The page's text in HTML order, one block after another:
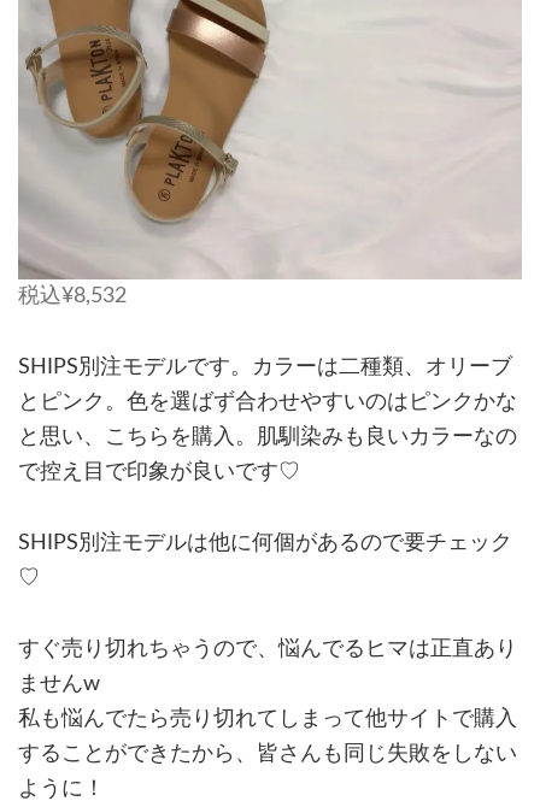
税込¥8,532
SHIPS別注モデルです。カラーは二種類、オリーブ
とピンク。色を選ばず合わせやすいのはピンクかな
と思い、こちらを購入。肌馴染みも良いカラーなの
で控え目で印象が良いです♡
SHIPS別注モデルは他に何個があるので要チェック
♡
すぐ売り切れちゃうので、悩んでるヒマは正直あり
ませんw
私も悩んでたら売り切れてしまって他サイトで購入
することができたから、皆さんも同じ失敗をしない
ように！